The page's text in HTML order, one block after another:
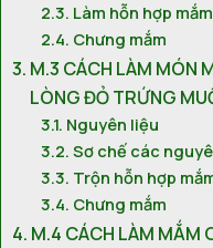
Làm hỗn hợp
Chưng mắm
M.3 CÁCH LÀM MÓN
LÒNG ĐỎ TRỨNG
Nguyên liệu
Sơ chế các
Trộn hỗn hợp
Chưng mắm
M.4 CÁCH LÀM MẮM